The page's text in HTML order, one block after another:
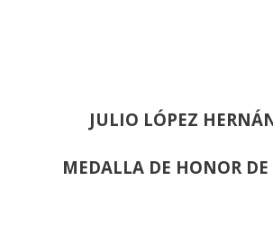
JULIO LÓPEZ
MEDALLA DE HONOR DE